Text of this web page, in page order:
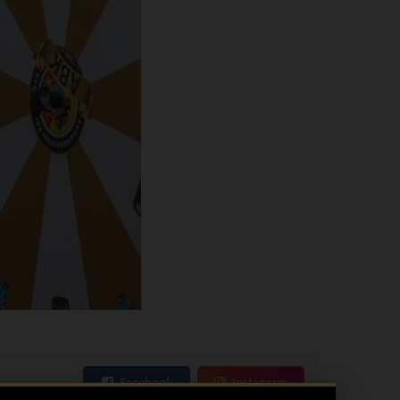
Facebook Instagram